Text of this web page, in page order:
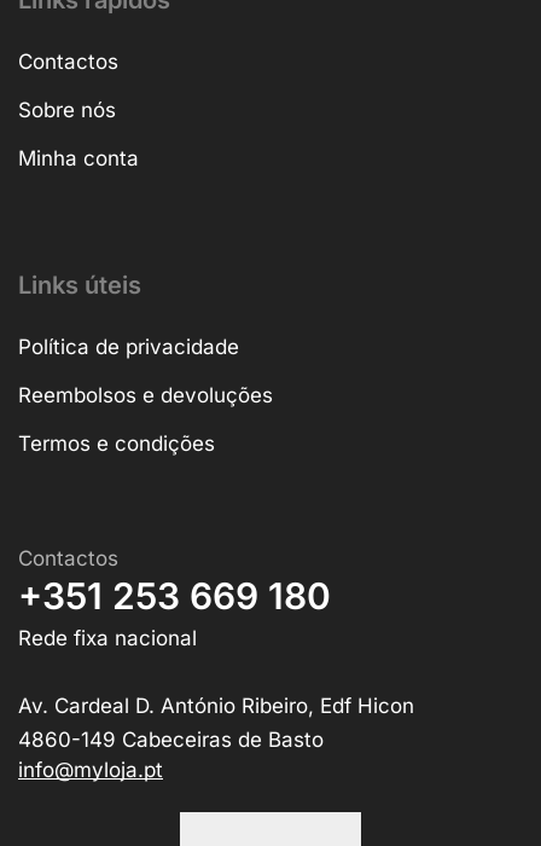
Contactos
Sobre nós
Minha conta
Links úteis
Política de privacidade
Reembolsos e devoluções
Termos e condições
Contactos
+351 253 669 180
Rede fixa nacional
Av. Cardeal D. António Ribeiro, Edf Hicon
4860-149 Cabeceiras de Basto
info@myloja.pt